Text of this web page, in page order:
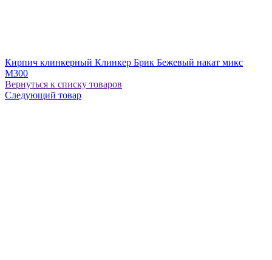
Кирпич клинкерный Клинкер Брик Бежевый накат микс
М300
Вернуться к списку товаров
Следующий товар